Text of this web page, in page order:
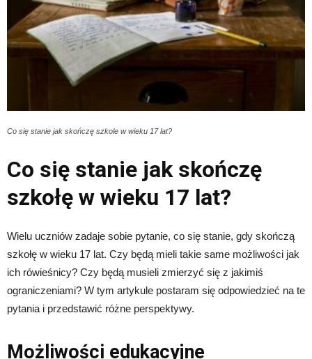
Co się stanie jak skończę szkole w wieku 17 lat?
Co się stanie jak skończę
szkołę w wieku 17 lat?
Wielu uczniów zadaje sobie pytanie, co się stanie, gdy skończą
szkołę w wieku 17 lat. Czy będą mieli takie same możliwości jak
ich rówieśnicy? Czy będą musieli zmierzyć się z jakimiś
ograniczeniami? W tym artykule postaram się odpowiedzieć na te
pytania i przedstawić różne perspektywy.
Możliwości edukacyjne